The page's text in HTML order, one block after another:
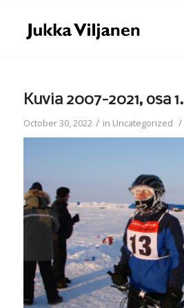
Kuvia 2007-2021, osa 1.
October 30, 2022 / in Uncategorized /